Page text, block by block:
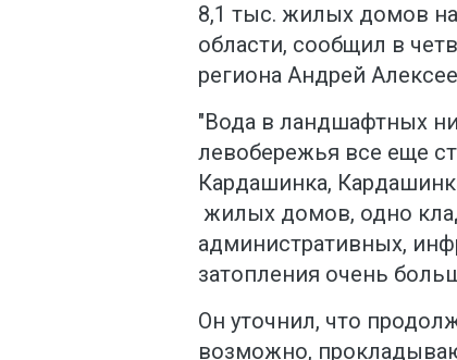
8,1 тыс. жилых домов
области, сообщил в
региона Андрей
"Вода в ландшафтных
левобережья все еще
Кардашинка,
жилых домов, одно
административных,
затопления очень
Он уточнил, что
возможно,